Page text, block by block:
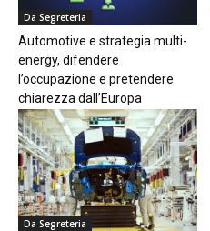
Da Segreteria
Automotive e strategia multi-
energy, difendere
l’occupazione e pretendere
chiarezza dall’Europa
Da Segreteria